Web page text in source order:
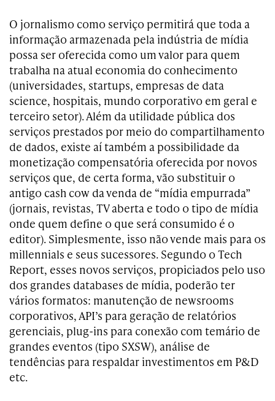
O jornalismo como serviço permitirá que toda a
informação armazenada pela indústria de mídia
possa ser oferecida como um valor para quem
trabalha na atual economia do conhecimento
(universidades, startups, empresas de data
science, hospitais, mundo corporativo em geral e
terceiro setor). Além da utilidade pública dos
serviços prestados por meio do compartilhamento
de dados, existe aí também a possibilidade da
monetização compensatória oferecida por novos
serviços que, de certa forma, vão substituir o
antigo cash cow da venda de “mídia empurrada”
(jornais, revistas, TV aberta e todo o tipo de mídia
onde quem define o que será consumido é o
editor). Simplesmente, isso não vende mais para os
millennials e seus sucessores. Segundo o Tech
Report, esses novos serviços, propiciados pelo uso
dos grandes databases de mídia, poderão ter
vários formatos: manutenção de newsrooms
corporativos, API’s para geração de relatórios
gerenciais, plug-ins para conexão com temário de
grandes eventos (tipo SXSW), análise de
tendências para respaldar investimentos em P&D
etc.